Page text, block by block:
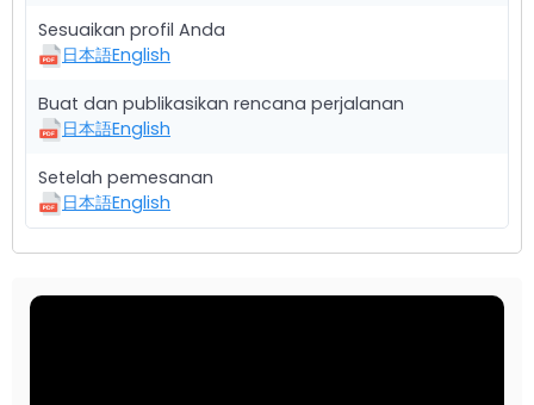
Sesuaikan profil Anda
日本語English
Buat dan publikasikan rencana perjalanan
日本語English
Setelah pemesanan
日本語English